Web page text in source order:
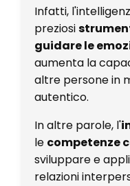
Infatti,
preziosi
guidare le
aumenta la
altre persone in
autentico.
In altre parole, l'
le competenze
sviluppare e
relazioni